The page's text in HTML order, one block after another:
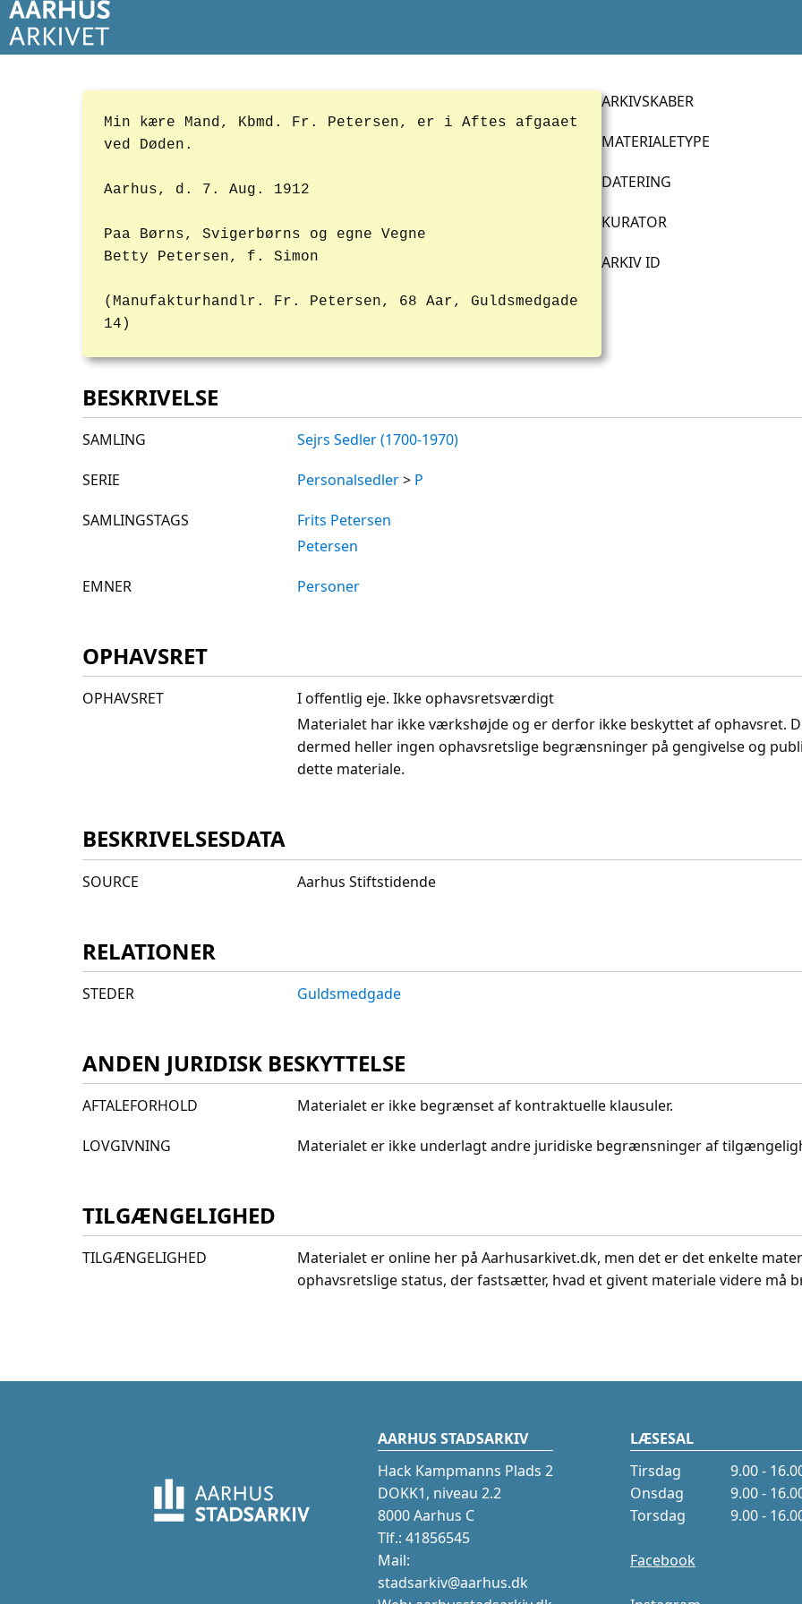
Min kære Mand, Kbmd. Fr. Petersen, er i Aftes afgaaet
ved Døden.
Aarhus, d. 7. Aug. 1912
Paa Børns, Svigerbørns og egne Vegne
Betty Petersen, f. Simon
(Manufakturhandlr. Fr. Petersen, 68 Aar, Guldsmedgade
14)
ARKIVSKABER
MATERIALETYPE
DATERING
KURATOR
ARKIV ID
BESKRIVELSE
SAMLING Sejrs Sedler (1700-1970)
SERIE Personalsedler> P
SAMLINGSTAGS
Frits Petersen
Petersen
EMNER Personer
OPHAVSRET
OPHAVSRET
I offentlig eje. Ikke ophavsretsværdigt
Materialet har ikke værkshøjde og er derfor ikke beskyttet af ophavsret.
dermed heller ingen ophavsretslige begrænsninger på gengivelse og
dette materiale.
BESKRIVELSESDATA
SOURCE Aarhus Stiftstidende
RELATIONER
STEDER Guldsmedgade
ANDEN JURIDISK BESKYTTELSE
AFTALEFORHOLD Materialet er ikke begrænset af kontraktuelle klausuler.
LOVGIVNING Materialet er ikke underlagt andre juridiske begrænsninger af
TILGÆNGELIGHED
TILGÆNGELIGHED
Materialet er online her på Aarhusarkivet.dk, men det er det enkelte
ophavsretslige status, der fastsætter, hvad et givent materiale videre må
AARHUS STADSARKIV
Hack Kampmanns Plads 2
DOKK1, niveau 2.2
8000 Aarhus C
Tlf.: 41856545
Mail:
stadsarkiv@aarhus.dk
LÆSESAL
Tirsdag
9.00 -
Onsdag
9.00 -
Torsdag
9.00 -
Facebook